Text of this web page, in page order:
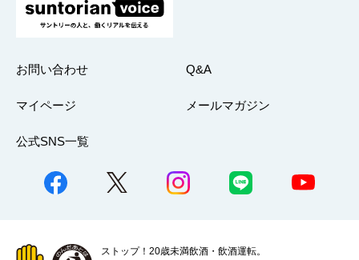
お問い合わせ Q&A
マイページ メールマガジン
公式SNS一覧
ストップ！20歳未満飲酒・飲酒運転。